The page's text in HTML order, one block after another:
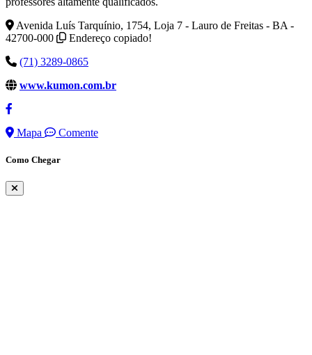
Avenida Luís Tarquínio, 1754, Loja 7 - Lauro de Freitas - BA -
42700-000
Endereço copiado!
(71) 3289-0865
www.kumon.com.br
Mapa Comente
Como Chegar